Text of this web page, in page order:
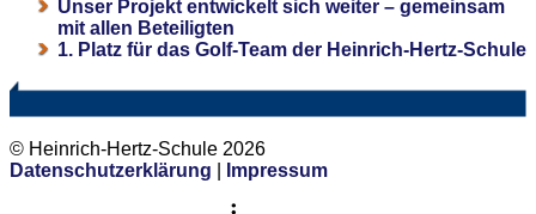
Unser Projekt entwickelt sich weiter – gemeinsam
mit allen Beteiligten
1. Platz für das Golf-Team der Heinrich-Hertz-Schule
© Heinrich-Hertz-Schule 2026
Datenschutzerklärung
Impressum